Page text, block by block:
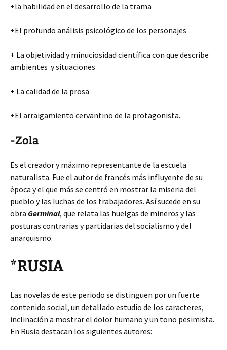
+la habilidad en el desarrollo de la trama
+El profundo análisis psicológico de los personajes
+ La objetividad y minuciosidad científica con que describe
ambientes y situaciones
+ La calidad de la prosa
+El arraigamiento cervantino de la protagonista.
-Zola
Es el creador y máximo representante de la escuela
naturalista. Fue el autor de francés más influyente de su
época y el que más se centró en mostrar la miseria del
pueblo y las luchas de los trabajadores. Así sucede en su
obra Germinal, que relata las huelgas de mineros y las
posturas contrarias y partidarias del socialismo y del
anarquismo.
*RUSIA
Las novelas de este periodo se distinguen por un fuerte
contenido social, un detallado estudio de los caracteres,
inclinación a mostrar el dolor humano y un tono pesimista.
En Rusia destacan los siguientes autores: